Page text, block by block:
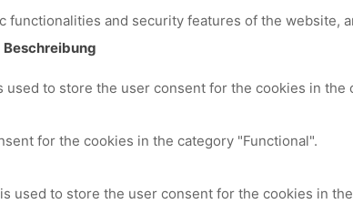
and security features of the website,
Beschreibung
to store the user consent for the cookies in the
for the cookies in the category "Functional".
used to store the user consent for the cookies in